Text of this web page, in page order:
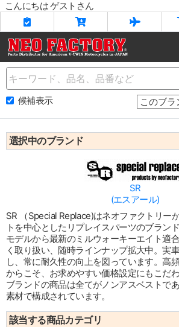
こんにちは ゲストさん
Name
候補表示
選択中のブランド
SR
(エスアール)
SR （Special Replace)はネオファクトリー
トを中心としたリプレイスパーツのブラン
モデルから最新のミルウォーキーエイト適
く取り扱い、随時ラインナップ拡大中。実
し、常に耐久性の向上を図っています。高
からこそ、お求めやすい価格設定にもこだ
ブランドの商品は全てがノンアスベストで
素材で構成されています。
該当する商品カテゴリ